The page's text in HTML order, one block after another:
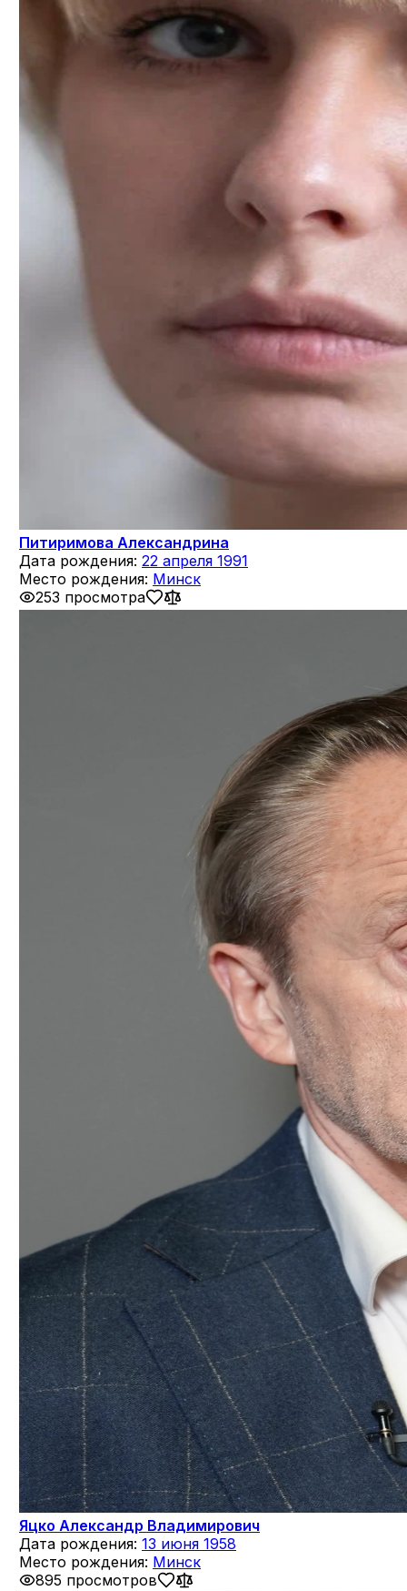
Питиримова Александрина
Дата рождения: 22 апреля 1991
Место рождения: Минск
253 просмотра
Яцко Александр Владимирович
Дата рождения: 13 июня 1958
Место рождения: Минск
895 просмотров